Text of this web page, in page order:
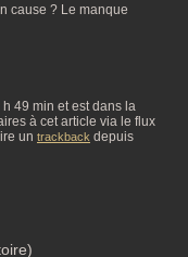
cause ? Le manque
49 min et est dans la
à cet article via le flux
un trackback depuis